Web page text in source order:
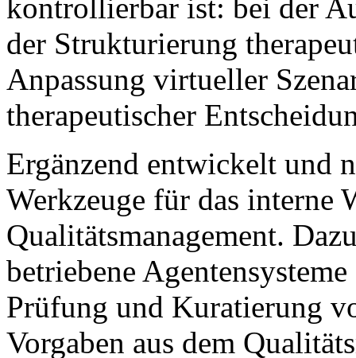
kontrollierbar ist: bei der
der Strukturierung
Anpassung virtueller
therapeutischer
Ergänzend entwickelt und
Werkzeuge für das interne
Qualitätsmanagement.
betriebene
Prüfung und Kuratierung
Vorgaben aus dem